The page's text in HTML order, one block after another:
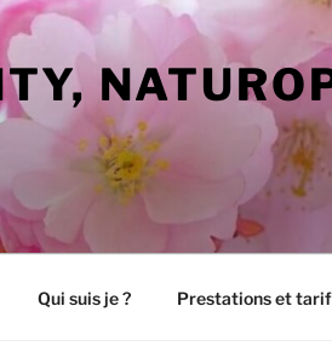
Qui suis je ? Prestations et